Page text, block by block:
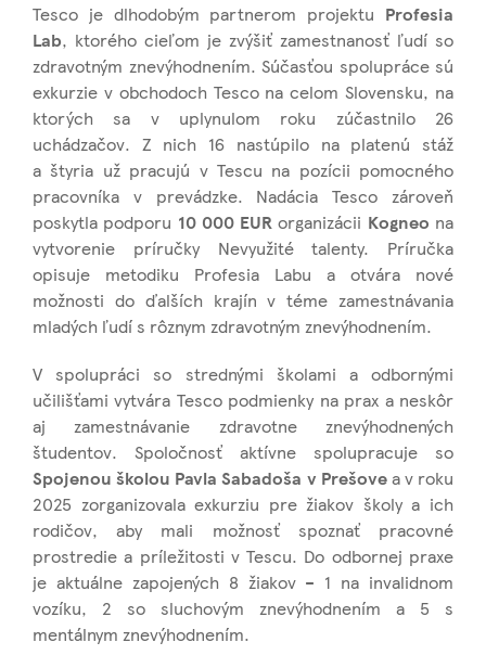
Tesco je dlhodobým partnerom projektu Profesia
Lab, ktorého cieľom je zvýšiť zamestnanosť ľudí so
zdravotným znevýhodnením. Súčasťou spolupráce sú
exkurzie v obchodoch Tesco na celom Slovensku, na
ktorých sa v uplynulom roku zúčastnilo 26
uchádzačov. Z nich 16 nastúpilo na platenú stáž
a štyria už pracujú v Tescu na pozícii pomocného
pracovníka v prevádzke. Nadácia Tesco zároveň
poskytla podporu 10 000 EUR organizácii Kogneo na
vytvorenie príručky Nevyužité talenty. Príručka
opisuje metodiku Profesia Labu a otvára nové
možnosti do ďalších krajín v téme zamestnávania
mladých ľudí s rôznym zdravotným znevýhodnením.
V spolupráci so strednými školami a odbornými
učilišťami vytvára Tesco podmienky na prax a neskôr
aj zamestnávanie zdravotne znevýhodnených
študentov. Spoločnosť aktívne spolupracuje so
Spojenou školou Pavla Sabadoša v Prešovea v roku
2025 zorganizovala exkurziu pre žiakov školy a ich
rodičov, aby mali možnosť spoznať pracovné
prostredie a príležitosti v Tescu. Do odbornej praxe
je aktuálne zapojených 8 žiakov – 1 na invalidnom
vozíku, 2 so sluchovým znevýhodnením a 5 s
mentálnym znevýhodnením.